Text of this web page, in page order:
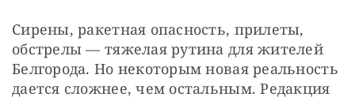
Сирены, ракетная опасность, прилеты,
обстрелы — тяжелая рутина для жителей
Белгорода. Но некоторым новая реальность
дается сложнее, чем остальным. Редакция